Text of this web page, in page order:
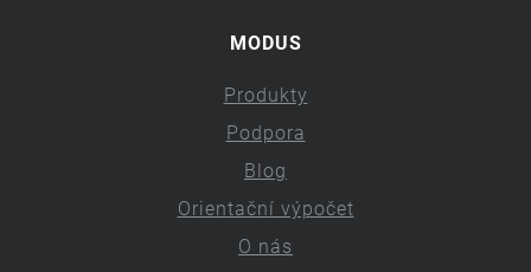
MODUS
Produkty
Podpora
Blog
Orientační výpočet
O nás